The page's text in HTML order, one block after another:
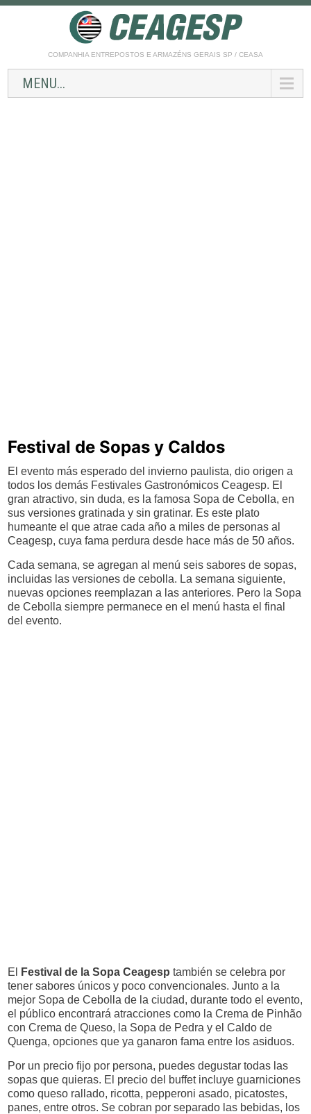
COMPANHIA ENTREPOSTOS E ARMAZÉNS GERAIS SP / CEASA
MENU...
Festival de Sopas y Caldos
El evento más esperado del invierno paulista, dio origen a
todos los demás Festivales Gastronómicos Ceagesp. El
gran atractivo, sin duda, es la famosa Sopa de Cebolla, en
sus versiones gratinada y sin gratinar. Es este plato
humeante el que atrae cada año a miles de personas al
Ceagesp, cuya fama perdura desde hace más de 50 años.
Cada semana, se agregan al menú seis sabores de sopas,
incluidas las versiones de cebolla. La semana siguiente,
nuevas opciones reemplazan a las anteriores. Pero la Sopa
de Cebolla siempre permanece en el menú hasta el final
del evento.
El Festival de la Sopa Ceagesp también se celebra por
tener sabores únicos y poco convencionales. Junto a la
mejor Sopa de Cebolla de la ciudad, durante todo el evento,
el público encontrará atracciones como la Crema de Pinhão
con Crema de Queso, la Sopa de Pedra y el Caldo de
Quenga, opciones que ya ganaron fama entre los asiduos.
Por un precio fijo por persona, puedes degustar todas las
sopas que quieras. El precio del buffet incluye guarniciones
como queso rallado, ricotta, pepperoni asado, picatostes,
panes, entre otros. Se cobran por separado las bebidas, los